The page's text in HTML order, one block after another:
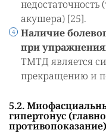
недостаточность
акушера) [25].
Наличие
при
ТМТД является
прекращению и
5.2.
гипертонус
противопоказание)